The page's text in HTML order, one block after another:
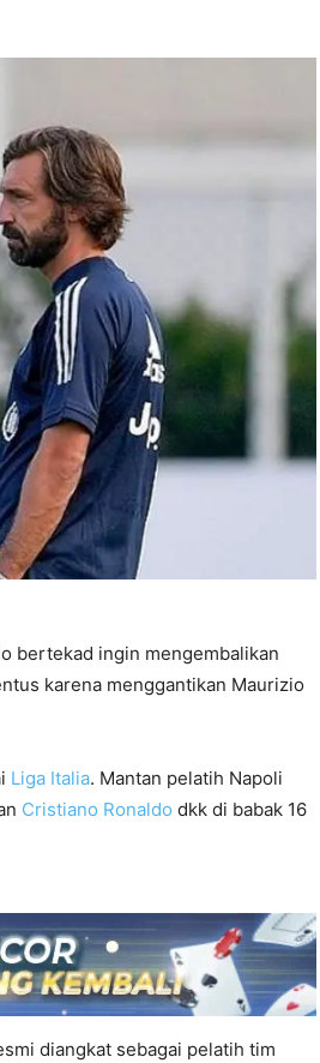
bertekad ingin mengembalikan
karena menggantikan Maurizio
Liga Italia. Mantan pelatih Napoli
Cristiano Ronaldo dkk di babak 16
diangkat sebagai pelatih tim